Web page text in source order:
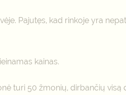
Pajutęs, kad rinkoje yra
kainas.
turi 50 žmonių, dirbančių